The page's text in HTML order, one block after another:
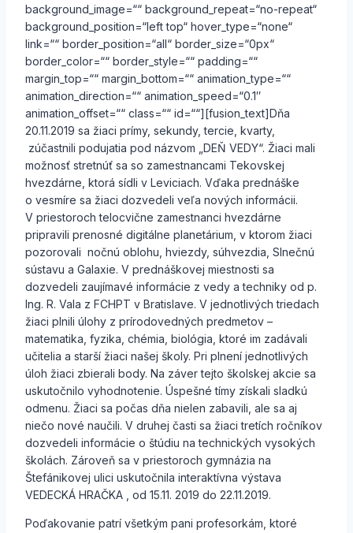
background_image=““ background_repeat=“no-repeat“
background_position=“left top“ hover_type=“none“
link=““ border_position=“all“ border_size=“0px“
border_color=““ border_style=““ padding=““
margin_top=““ margin_bottom=““ animation_type=““
animation_direction=““ animation_speed=“0.1″
animation_offset=““ class=““ id=““][fusion_text]Dňa
20.11.2019 sa žiaci prímy, sekundy, tercie, kvarty,
zúčastnili podujatia pod názvom „DEŇ VEDY“. Žiaci mali
možnosť stretnúť sa so zamestnancami Tekovskej
hvezdárne, ktorá sídli v Leviciach. Vďaka prednáške
o vesmíre sa žiaci dozvedeli veľa nových informácii.
V priestoroch telocvične zamestnanci hvezdárne
pripravili prenosné digitálne planetárium, v ktorom žiaci
pozorovali nočnú oblohu, hviezdy, súhvezdia, Slnečnú
sústavu a Galaxie. V prednáškovej miestnosti sa
dozvedeli zaujímavé informácie z vedy a techniky od p.
Ing. R. Vala z FCHPT v Bratislave. V jednotlivých triedach
žiaci plnili úlohy z prírodovedných predmetov –
matematika, fyzika, chémia, biológia, ktoré im zadávali
učitelia a starší žiaci našej školy. Pri plnení jednotlivých
úloh žiaci zbierali body. Na záver tejto školskej akcie sa
uskutočnilo vyhodnotenie. Úspešné tímy získali sladkú
odmenu. Žiaci sa počas dňa nielen zabavili, ale sa aj
niečo nové naučili. V druhej časti sa žiaci tretích ročníkov
dozvedeli informácie o štúdiu na technických vysokých
školách. Zároveň sa v priestoroch gymnázia na
Štefánikovej ulici uskutočnila interaktívna výstava
VEDECKÁ HRAČKA , od 15.11. 2019 do 22.11.2019.
Poďakovanie patrí všetkým pani profesorkám, ktoré